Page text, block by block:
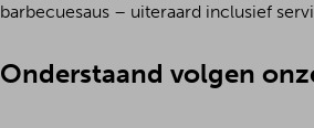
barbecuesaus – uiteraard inclusief
Onderstaand volgen